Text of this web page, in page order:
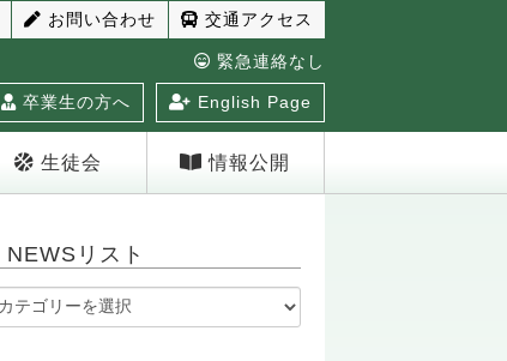
交通アクセス
お問い合わせ
緊急連絡なし
卒業生の方へ English Page
生徒会 情報公開
NEWSリスト